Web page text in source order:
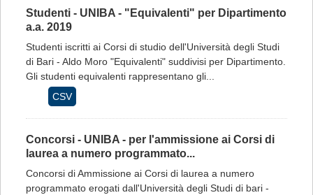
Studenti - UNIBA - "Equivalenti" per Dipartimento
a.a. 2019
Studenti iscritti ai Corsi di studio dell'Università degli Studi
di Bari - Aldo Moro "Equivalenti" suddivisi per Dipartimento.
Gli studenti equivalenti rappresentano gli...
CSV
Concorsi - UNIBA - per l'ammissione ai Corsi di
laurea a numero programmato...
Concorsi di Ammissione ai Corsi di laurea a numero
programmato erogati dall'Università degli Studi di bari -